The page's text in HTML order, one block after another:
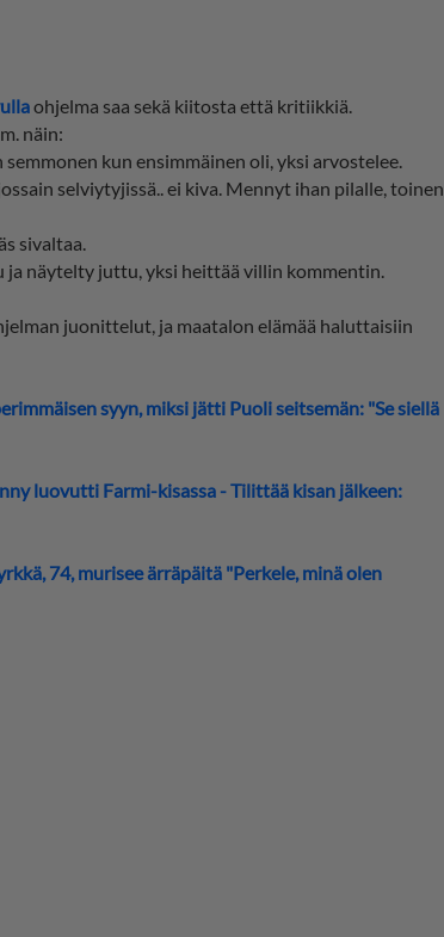
ohjelma saa sekä kiitosta että kritiikkiä.
näin:
kun ensimmäinen oli, yksi arvostelee.
selviytyjissä.. ei kiva. Mennyt ihan pilalle, toinen
sivaltaa.
näytelty juttu, yksi heittää villin kommentin.
juonittelut, ja maatalon elämää haluttaisiin
syyn, miksi jätti Puoli seitsemän: "Se siellä
luovutti Farmi-kisassa - Tilittää kisan jälkeen:
74, murisee ärräpäitä "Perkele, minä olen